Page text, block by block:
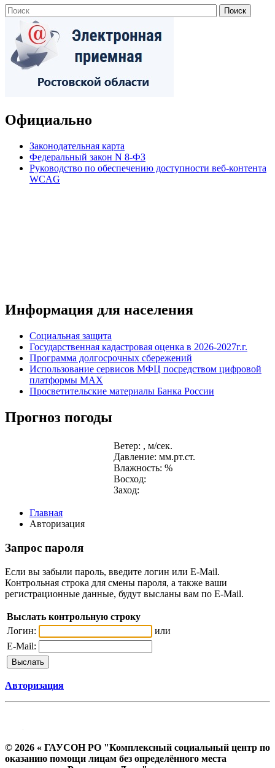
Официально
Законодательная карта
Федеральный закон N 8-ФЗ
Руководство по обеспечению доступности веб-контента
WCAG
Информация для населения
Социальная защита
Государственная кадастровая оценка в 2026-2027г.г.
Программа долгосрочных сбережений
Использование сервисов МФЦ посредством цифровой
платформы MAX
Просветительские материалы Банка России
Прогноз погоды
Ветер: , м/сек.
Давление: мм.рт.ст.
Влажность: %
Восход:
Заход:
Главная
Авторизация
Запрос пароля
Если вы забыли пароль, введите логин или E-Mail.
Контрольная строка для смены пароля, а также ваши
регистрационные данные, будут высланы вам по E-Mail.
Выслать контрольную строку
Логин:
или
E-Mail:
Авторизация
© 2026 « ГАУСОН РО "Комплексный социальный центр по
оказанию помощи лицам без определённого места